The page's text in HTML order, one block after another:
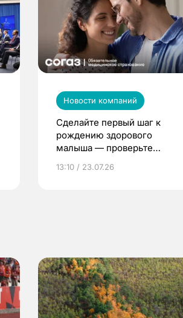
Новости компаний
Сделайте первый шаг к
рождению здорового
малыша — проверьте
по ОМС!
13:10 / 23.07.26